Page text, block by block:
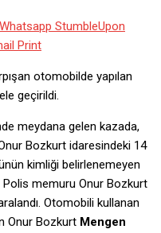
Whatsapp StumbleUpon
Print
otomobilde yapılan
geçirildi.
meydana gelen kazada,
Bozkurt idaresindeki 14
kimliği belirlenemeyen
Polis memuru Onur Bozkurt
Otomobili kullanan
Onur Bozkurt Mengen